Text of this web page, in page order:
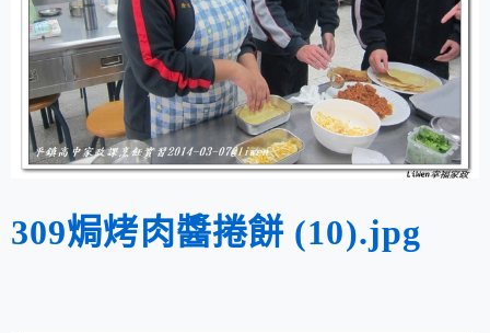
309焗烤肉醬捲餅 (10).jpg